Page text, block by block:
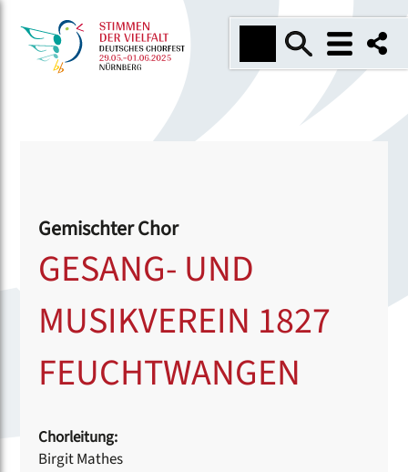
Gemischter Chor
GESANG- UND
MUSIKVEREIN 1827
FEUCHTWANGEN
Chorleitung:
Birgit Mathes